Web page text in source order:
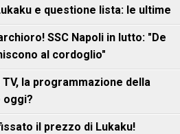
e questione lista: le ultime
SSC Napoli in lutto: "De
al cordoglio"
la programmazione della
oggi?
il prezzo di Lukaku!